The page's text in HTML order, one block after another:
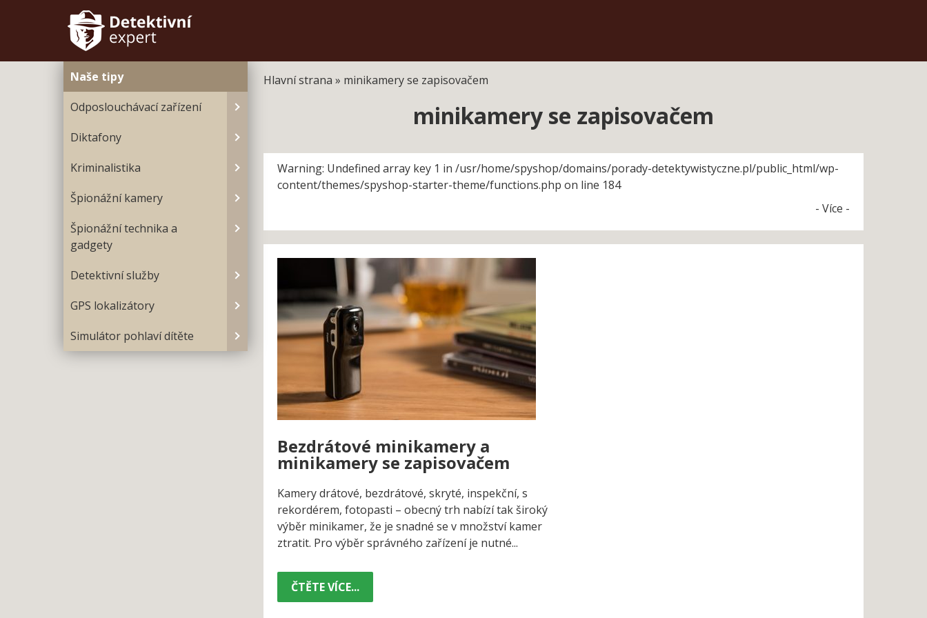
Naše tipy
Odposlouchávací zařízení
Diktafony
Kriminalistika
Špionážní kamery
Špionážní technika a
gadgety
Detektivní služby
GPS lokalizátory
Simulátor pohlaví dítěte
Hlavní strana » minikamery se zapisovačem
minikamery se zapisovačem
Warning: Undefined array key 1 in /usr/home/spyshop/domains/porady-detektywistyczne.pl/public_html/wp-
content/themes/spyshop-starter-theme/functions.php on line 184
- Více -
Bezdrátové minikamery a
minikamery se zapisovačem
Kamery drátové, bezdrátové, skryté, inspekční, s
rekordérem, fotopasti – obecný trh nabízí tak široký
výběr minikamer, že je snadné se v množství kamer
ztratit. Pro výběr správného zařízení je nutné...
ČTĚTE VÍCE...